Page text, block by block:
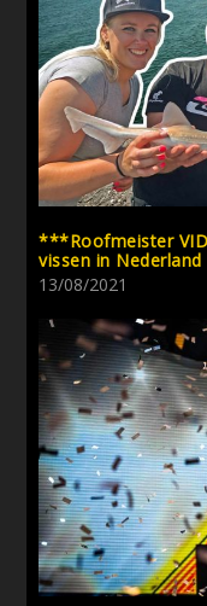
***Roofmeister
vissen in Nederland
13/08/2021